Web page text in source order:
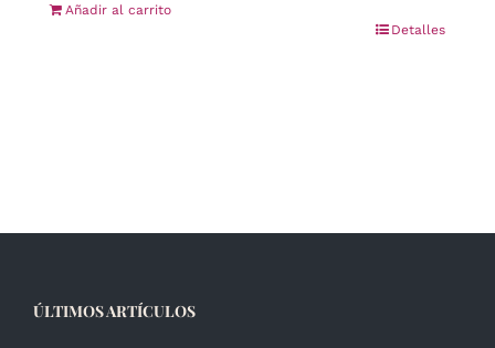
Añadir al carrito
Detalles
ÚLTIMOS ARTÍCULOS